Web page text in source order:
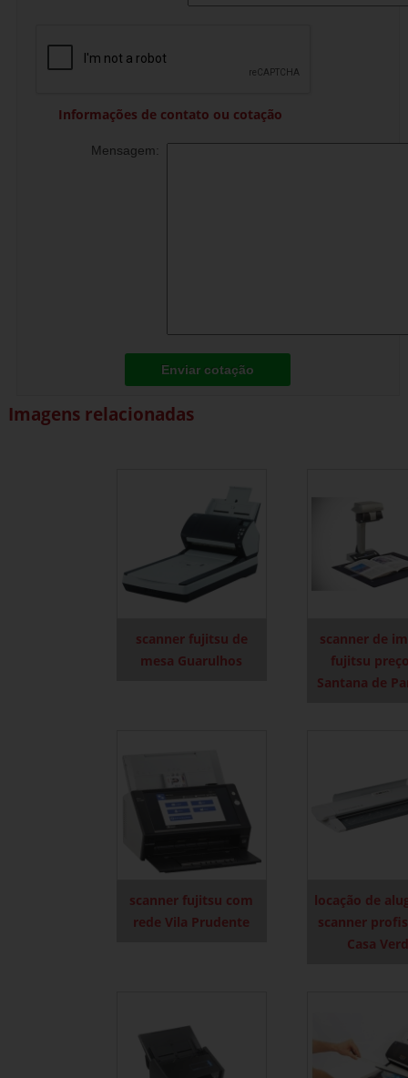
Informações de contato ou cotação
Mensagem:
Enviar cotação
Imagens relacionadas
scanner fujitsu de
mesa Guarulhos
scanner de
fujitsu
Santana de
scanner fujitsu com
rede Vila Prudente
locação de
scanner
Casa